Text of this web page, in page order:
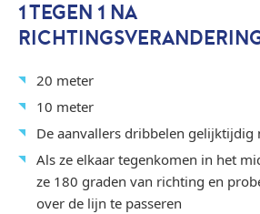
1 TEGEN 1 NA
20 meter
10 meter
De aanvallers dribbelen gelijktijdig
Als ze elkaar tegenkomen in het
ze 180 graden van richting en
over de lijn te passeren